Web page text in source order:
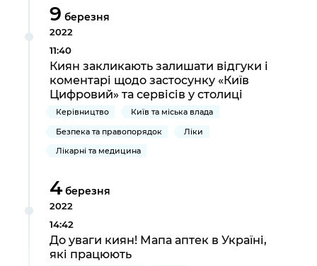
9 березня
2022
11:40
Киян закликають залишати відгуки і
коментарі щодо застосунку «Київ
Цифровий» та сервісів у столиці
Керівництво
Київ та міська влада
Безпека та правопорядок
Ліки
Лікарні та медицина
4 березня
2022
14:42
До уваги киян! Мапа аптек в Україні,
які працюють